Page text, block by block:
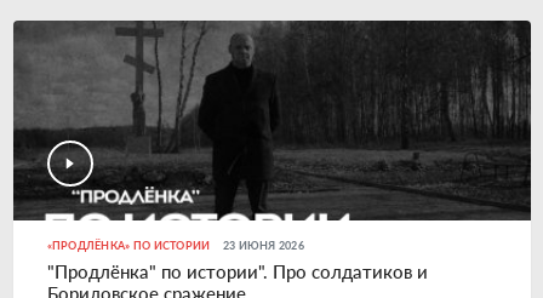
«ПРОДЛЁНКА» ПО ИСТОРИИ 23 ИЮНЯ 2026
"Продлёнка" по истории". Про солдатиков и
Бориловское сражение